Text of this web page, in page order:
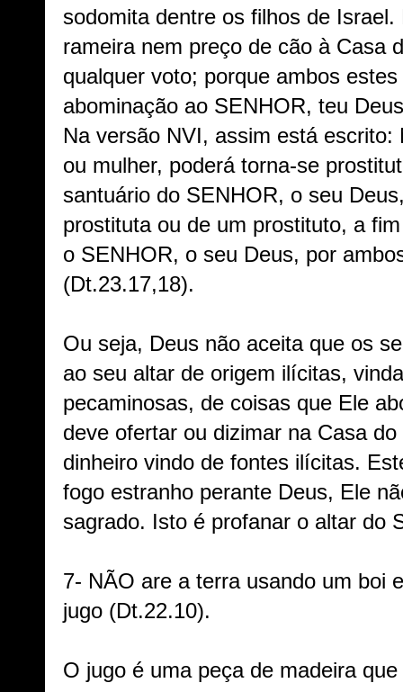
sodomita dentre os filhos de
rameira nem preço de cão à Casa
qualquer voto; porque ambos
abominação ao SENHOR, teu
Na versão NVI, assim está escrito:
ou mulher, poderá torna-se
santuário do SENHOR, o seu
prostituta ou de um prostituto, a
o SENHOR, o seu Deus, por
(Dt.23.17,18).
Ou seja, Deus não aceita que os
ao seu altar de origem ilícitas,
pecaminosas, de coisas que Ele
deve ofertar ou dizimar na Casa
dinheiro vindo de fontes ilícitas.
fogo estranho perante Deus, Ele
sagrado. Isto é profanar o altar do
7- NÃO are a terra usando um boi
jugo (Dt.22.10).
O jugo é uma peça de madeira